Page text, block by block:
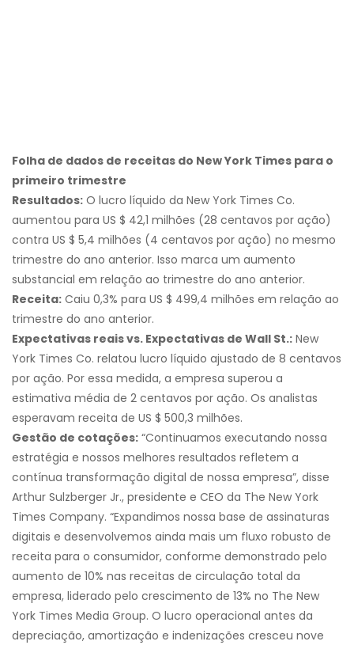
Folha de dados de receitas do New York Times para o
primeiro trimestre
Resultados: O lucro líquido da New York Times Co.
aumentou para US $ 42,1 milhões (28 centavos por ação)
contra US $ 5,4 milhões (4 centavos por ação) no mesmo
trimestre do ano anterior. Isso marca um aumento
substancial em relação ao trimestre do ano anterior.
Receita: Caiu 0,3% para US $ 499,4 milhões em relação ao
trimestre do ano anterior.
Expectativas reais vs. Expectativas de Wall St.: New
York Times Co. relatou lucro líquido ajustado de 8 centavos
por ação. Por essa medida, a empresa superou a
estimativa média de 2 centavos por ação. Os analistas
esperavam receita de US $ 500,3 milhões.
Gestão de cotações: “Continuamos executando nossa
estratégia e nossos melhores resultados refletem a
contínua transformação digital de nossa empresa”, disse
Arthur Sulzberger Jr., presidente e CEO da The New York
Times Company. “Expandimos nossa base de assinaturas
digitais e desenvolvemos ainda mais um fluxo robusto de
receita para o consumidor, conforme demonstrado pelo
aumento de 10% nas receitas de circulação total da
empresa, liderado pelo crescimento de 13% no The New
York Times Media Group. O lucro operacional antes da
depreciação, amortização e indenizações cresceu nove